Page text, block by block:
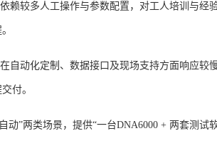
较多人工操作与参数配置，对工人培训与经
动化定制、数据接口及现场支持方面响应较
付。
动”两类场景，提供“一台DNA6000 + 两套测试